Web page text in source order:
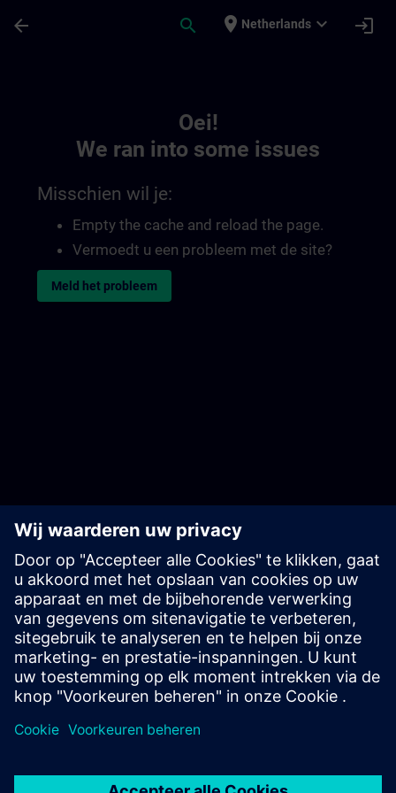
arrow_back search place Netherlands expand_more login
Oei!
We ran into some issues
Misschien wil je:
Empty the cache and reload the page.
Vermoedt u een probleem met de site?
Meld het probleem